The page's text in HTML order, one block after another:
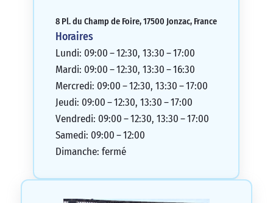
8 Pl. du Champ de Foire, 17500 Jonzac, France
Horaires
Lundi: 09:00 – 12:30, 13:30 – 17:00
Mardi: 09:00 – 12:30, 13:30 – 16:30
Mercredi: 09:00 – 12:30, 13:30 – 17:00
Jeudi: 09:00 – 12:30, 13:30 – 17:00
Vendredi: 09:00 – 12:30, 13:30 – 17:00
Samedi: 09:00 – 12:00
Dimanche: fermé